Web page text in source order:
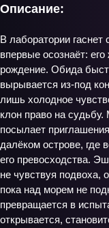
Описание:
В лаборатории
впервые осознаёт:
рождение. Обида
вырывается из-под
лишь холодное
клон право на
посылает
далёком острове, где
его превосходства.
не чувствуя подвоха,
пока над морем не
превращается в
открывается,